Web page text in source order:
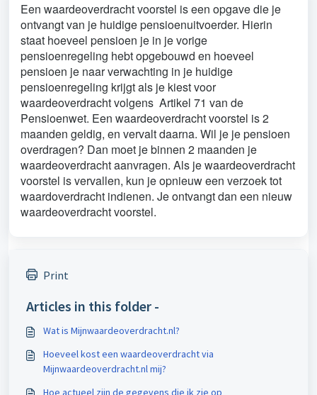
Een waardeoverdracht voorstel is een opgave die je
ontvangt van je huidige pensioenuitvoerder. Hierin
staat hoeveel pensioen je in je vorige
pensioenregeling hebt opgebouwd en hoeveel
pensioen je naar verwachting in je huidige
pensioenregeling krijgt als je kiest voor
waardeoverdracht volgens Artikel 71 van de
Pensioenwet. Een waardeoverdracht voorstel is 2
maanden geldig, en vervalt daarna. Wil je je pensioen
overdragen? Dan moet je binnen 2 maanden je
waardeoverdracht aanvragen. Als je waardeoverdracht
voorstel is vervallen, kun je opnieuw een verzoek tot
waardoverdracht indienen. Je ontvangt dan een nieuw
waardeoverdracht voorstel.
Print
Articles in this folder -
Wat is Mijnwaardeoverdracht.nl?
Hoeveel kost een waardeoverdracht via
Mijnwaardeoverdracht.nl mij?
Hoe actueel zijn de gegevens die ik zie op